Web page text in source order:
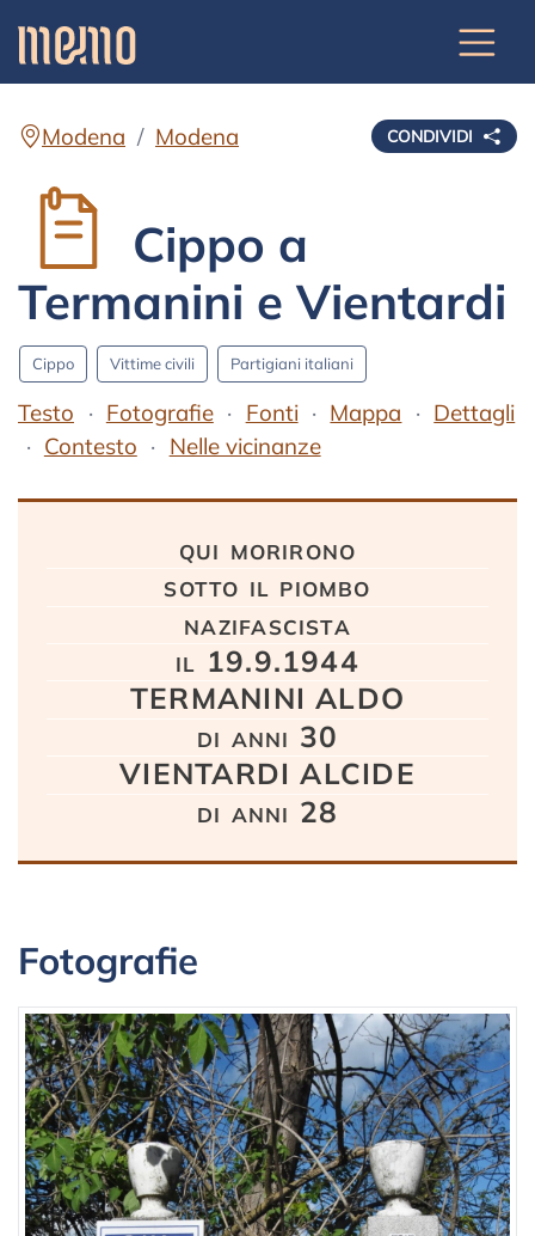
CONDIVIDI
Modena Modena
Cippo a
Termanini e Vientardi
Cippo Vittime civili Partigiani italiani
Testo Fotografie Fonti Mappa
Dettagli
Contesto
Nelle vicinanze
qui morirono
sotto il piombo
nazifascista
il 19.9.1944
TERMANINI ALDO
di anni 30
VIENTARDI ALCIDE
di anni 28
Fotografie